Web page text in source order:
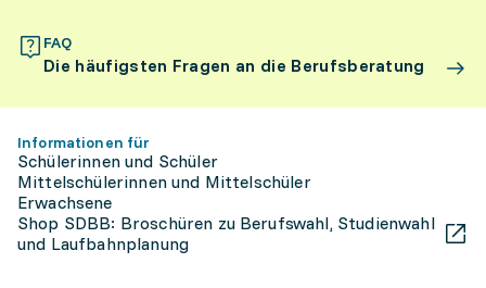
FAQ
Die häufigsten Fragen an die Berufsberatung
Informationen für
Schülerinnen und Schüler
Mittelschülerinnen und Mittelschüler
Erwachsene
Shop SDBB: Broschüren zu Berufswahl, Studienwahl
und Laufbahnplanung